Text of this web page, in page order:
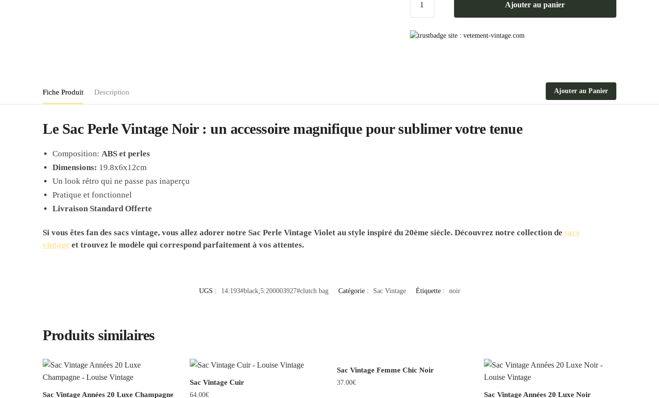
Perle
Ajouter au panier
Fiche Produit Description Ajouter au Panier
Le Sac Perle Vintage Noir : un accessoire magnifique pour sublimer votre tenue
Composition: ABS et perles
Dimensions: 19.8x6x12cm
Un look rétro qui ne passe pas inaperçu
Pratique et fonctionnel
Livraison Standard Offerte
Si vous êtes fan des sacs vintage, vous allez adorer notre Sac Perle Vintage Violet au style inspiré du 20ème siècle. Découvrez notre collection desacs
vintage et trouvez le modèle qui correspond parfaitement à vos attentes.
UGS : 14:193#black;5:200003927#clutch bag Catégorie : Sac Vintage Étiquette : noir
Produits similaires
Sac Vintage Années 20 Luxe Champagne
Sac Vintage Cuir
64.00€
Sac Vintage Femme Chic Noir
37.00€
Sac Vintage Années 20 Luxe Noir